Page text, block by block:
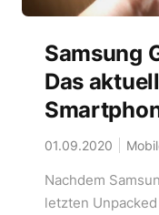
Samsung
Das
01.09.2020
Nachdem
letzten